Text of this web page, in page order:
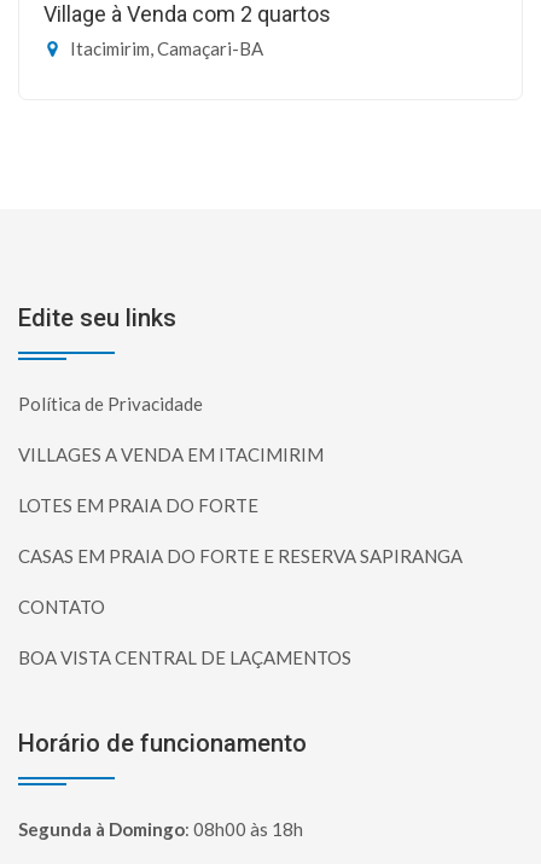
Village à Venda com 2 quartos
Itacimirim, Camaçari-BA
Edite seu links
Política de Privacidade
VILLAGES A VENDA EM ITACIMIRIM
LOTES EM PRAIA DO FORTE
CASAS EM PRAIA DO FORTE E RESERVA SAPIRANGA
CONTATO
BOA VISTA CENTRAL DE LAÇAMENTOS
Horário de funcionamento
Segunda à Domingo: 08h00 às 18h